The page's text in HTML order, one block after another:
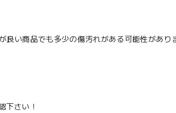
い商品でも多少の傷汚れがある可能性があり
下さい！